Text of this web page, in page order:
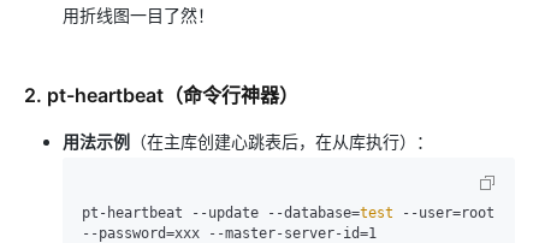
用折线图一目了然！
2. pt-heartbeat（命令行神器）
用法示例 ​（在主库创建心跳表后，在从库执行）：
pt-heartbeat --update --database=test --user=root
--password=xxx --master-server-id=1